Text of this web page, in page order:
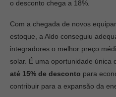
o desconto chega a 18%.
Com a chegada de novos
estoque, a Aldo conseguiu
integradores o melhor preço
solar. É uma oportunidade única
até 15% de desconto para
contribuir para a expansão da